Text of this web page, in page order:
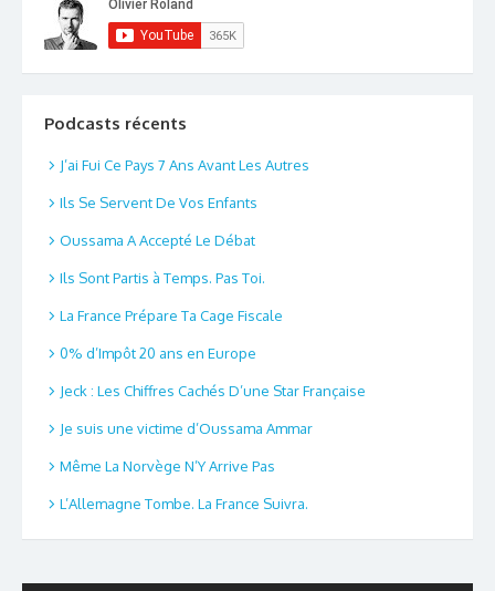
Podcasts récents
J’ai Fui Ce Pays 7 Ans Avant Les Autres
Ils Se Servent De Vos Enfants
Oussama A Accepté Le Débat
Ils Sont Partis à Temps. Pas Toi.
La France Prépare Ta Cage Fiscale
0% d’Impôt 20 ans en Europe
Jeck : Les Chiffres Cachés D’une Star Française
Je suis une victime d’Oussama Ammar
Même La Norvège N’Y Arrive Pas
L’Allemagne Tombe. La France Suivra.